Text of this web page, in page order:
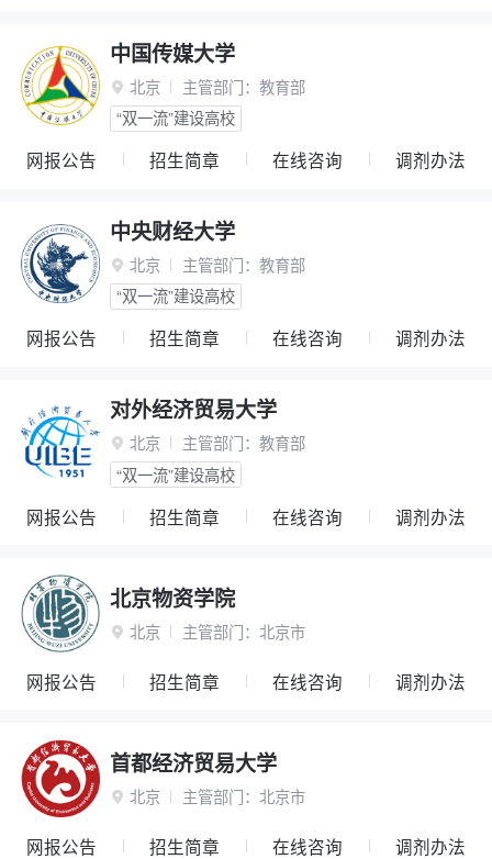
中国传媒大学
 北京 主管部门： 教育部
“双一流”建设高校
网报公告 招生简章 在线咨询 调剂办法
中央财经大学
 北京 主管部门： 教育部
“双一流”建设高校
网报公告 招生简章 在线咨询 调剂办法
对外经济贸易大学
 北京 主管部门： 教育部
“双一流”建设高校
网报公告 招生简章 在线咨询 调剂办法
北京物资学院
 北京 主管部门： 北京市
网报公告 招生简章 在线咨询 调剂办法
首都经济贸易大学
 北京 主管部门： 北京市
网报公告 招生简章 在线咨询 调剂办法